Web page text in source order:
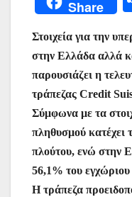
c
e
b
o
o
k
itt
er s
A
p
p
Share
Στοιχεία για την
στην Ελλάδα αλλά
παρουσιάζει η
τράπεζας Credit
Σύμφωνα με τα
πληθυσμού κατέχει
πλούτου, ενώ στην
56,1% του
Η τράπεζα